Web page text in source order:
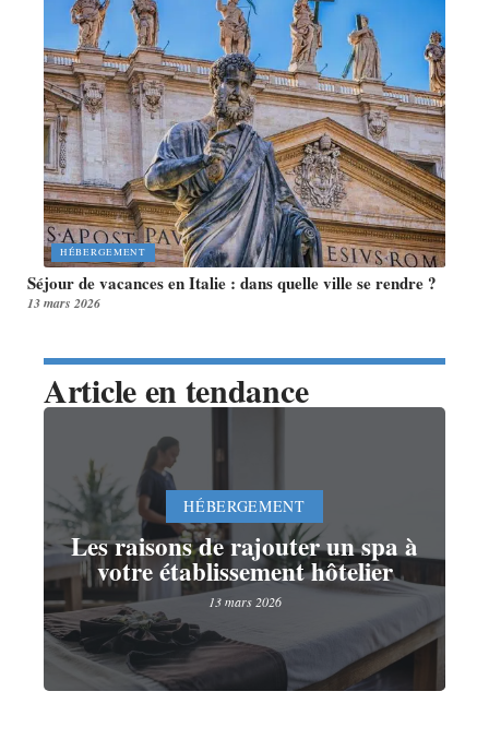
HÉBERGEMENT
Séjour de vacances en Italie : dans quelle ville se rendre ?
13 mars 2026
Article en tendance
HÉBERGEMENT
Les raisons de rajouter un spa à
votre établissement hôtelier
13 mars 2026